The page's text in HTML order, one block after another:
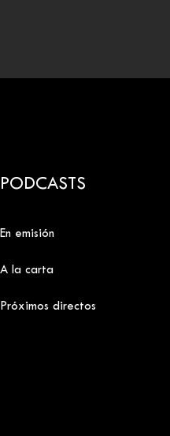
PODCASTS
En emisión
A la carta
Próximos directos